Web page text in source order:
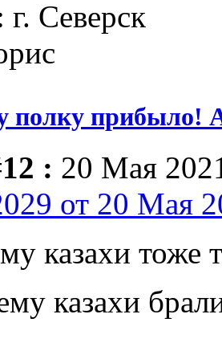
Северск
полку прибыло!
: 20 Мая
от 20 Мая
казахи тоже
казахи